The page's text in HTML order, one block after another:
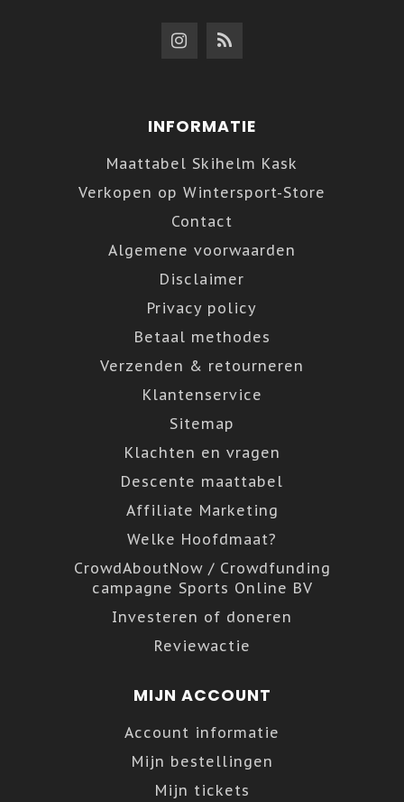
INFORMATIE
Maattabel Skihelm Kask
Verkopen op Wintersport-Store
Contact
Algemene voorwaarden
Disclaimer
Privacy policy
Betaal methodes
Verzenden & retourneren
Klantenservice
Sitemap
Klachten en vragen
Descente maattabel
Affiliate Marketing
Welke Hoofdmaat?
CrowdAboutNow / Crowdfunding
campagne Sports Online BV
Investeren of doneren
Reviewactie
MIJN ACCOUNT
Account informatie
Mijn bestellingen
Mijn tickets